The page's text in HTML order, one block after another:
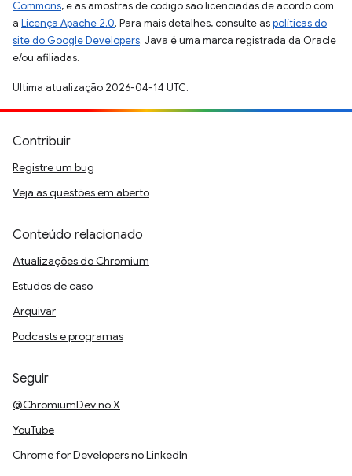
Commons, e as amostras de código são licenciadas de acordo com
a Licença Apache 2.0. Para mais detalhes, consulte aspolíticas do
site do Google Developers. Java é uma marca registrada da Oracle
e/ou afiliadas.
Última atualização 2026-04-14 UTC.
Contribuir
Registre um bug
Veja as questões em aberto
Conteúdo relacionado
Atualizações do Chromium
Estudos de caso
Arquivar
Podcasts e programas
Seguir
@ChromiumDev no X
YouTube
Chrome for Developers no LinkedIn